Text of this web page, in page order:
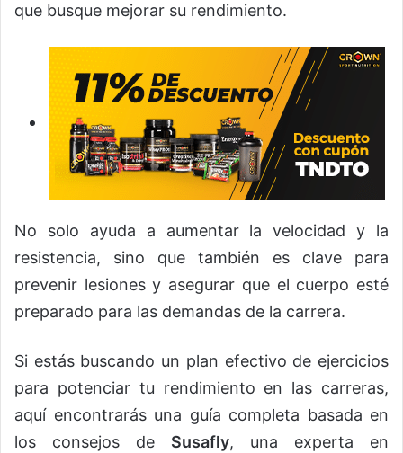
que busque mejorar su rendimiento.
No solo ayuda a aumentar la velocidad y la
resistencia, sino que también es clave para
prevenir lesiones y asegurar que el cuerpo esté
preparado para las demandas de la carrera.
Si estás buscando un plan efectivo de ejercicios
para potenciar tu rendimiento en las carreras,
aquí encontrarás una guía completa basada en
los consejos de Susafly, una experta en